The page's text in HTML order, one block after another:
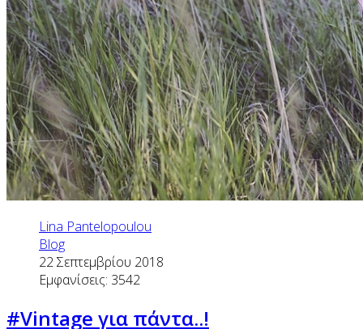
Lina Pantelopoulou
Blog
22 Σεπτεμβρίου 2018
Εμφανίσεις: 3542
#Vintage για πάντα..!